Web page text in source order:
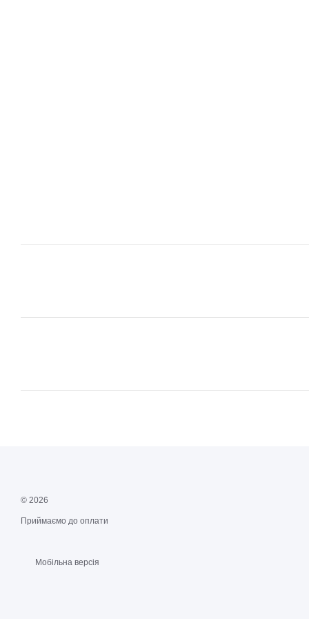
© 2026
Приймаємо до оплати
Мобільна версія